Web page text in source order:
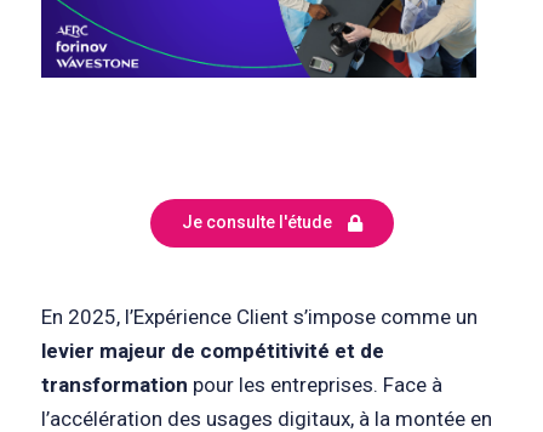
Je consulte l'étude
En 2025, l’Expérience Client s’impose comme un
levier majeur de compétitivité et de
transformation pour les entreprises. Face à
l’accélération des usages digitaux, à la montée en